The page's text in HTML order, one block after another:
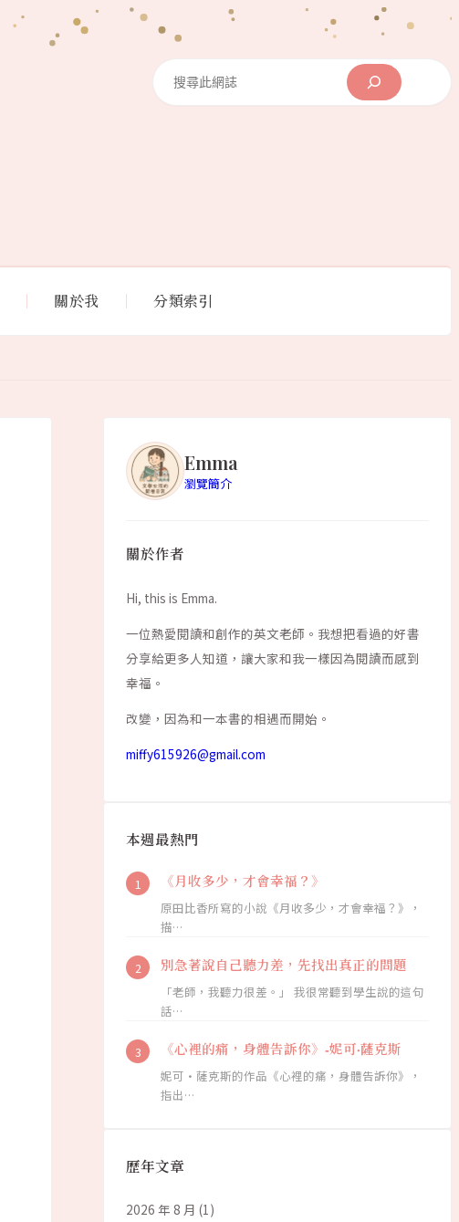
Search
關於我 分類索引
Emma
瀏覽簡介
關於作者
Hi, this is Emma.
一位熱愛閱讀和創作的英文老師。我想把看過的好書
分享給更多人知道，讓大家和我一樣因為閱讀而感到
幸福。
改變，因為和一本書的相遇而開始。
miffy615926@gmail.com
本週最熱門
《月收多少，才會幸福？》
原田比香所寫的小說《月收多少，才會幸福？》，
描…
別急著說自己聽力差，先找出真正的問題
「老師，我聽力很差。」 我很常聽到學生說的這句
話…
《心裡的痛，身體告訴你》-妮可·薩克斯
妮可·薩克斯的作品《心裡的痛，身體告訴你》，
指出…
歷年文章
2026 年 8 月 (1)